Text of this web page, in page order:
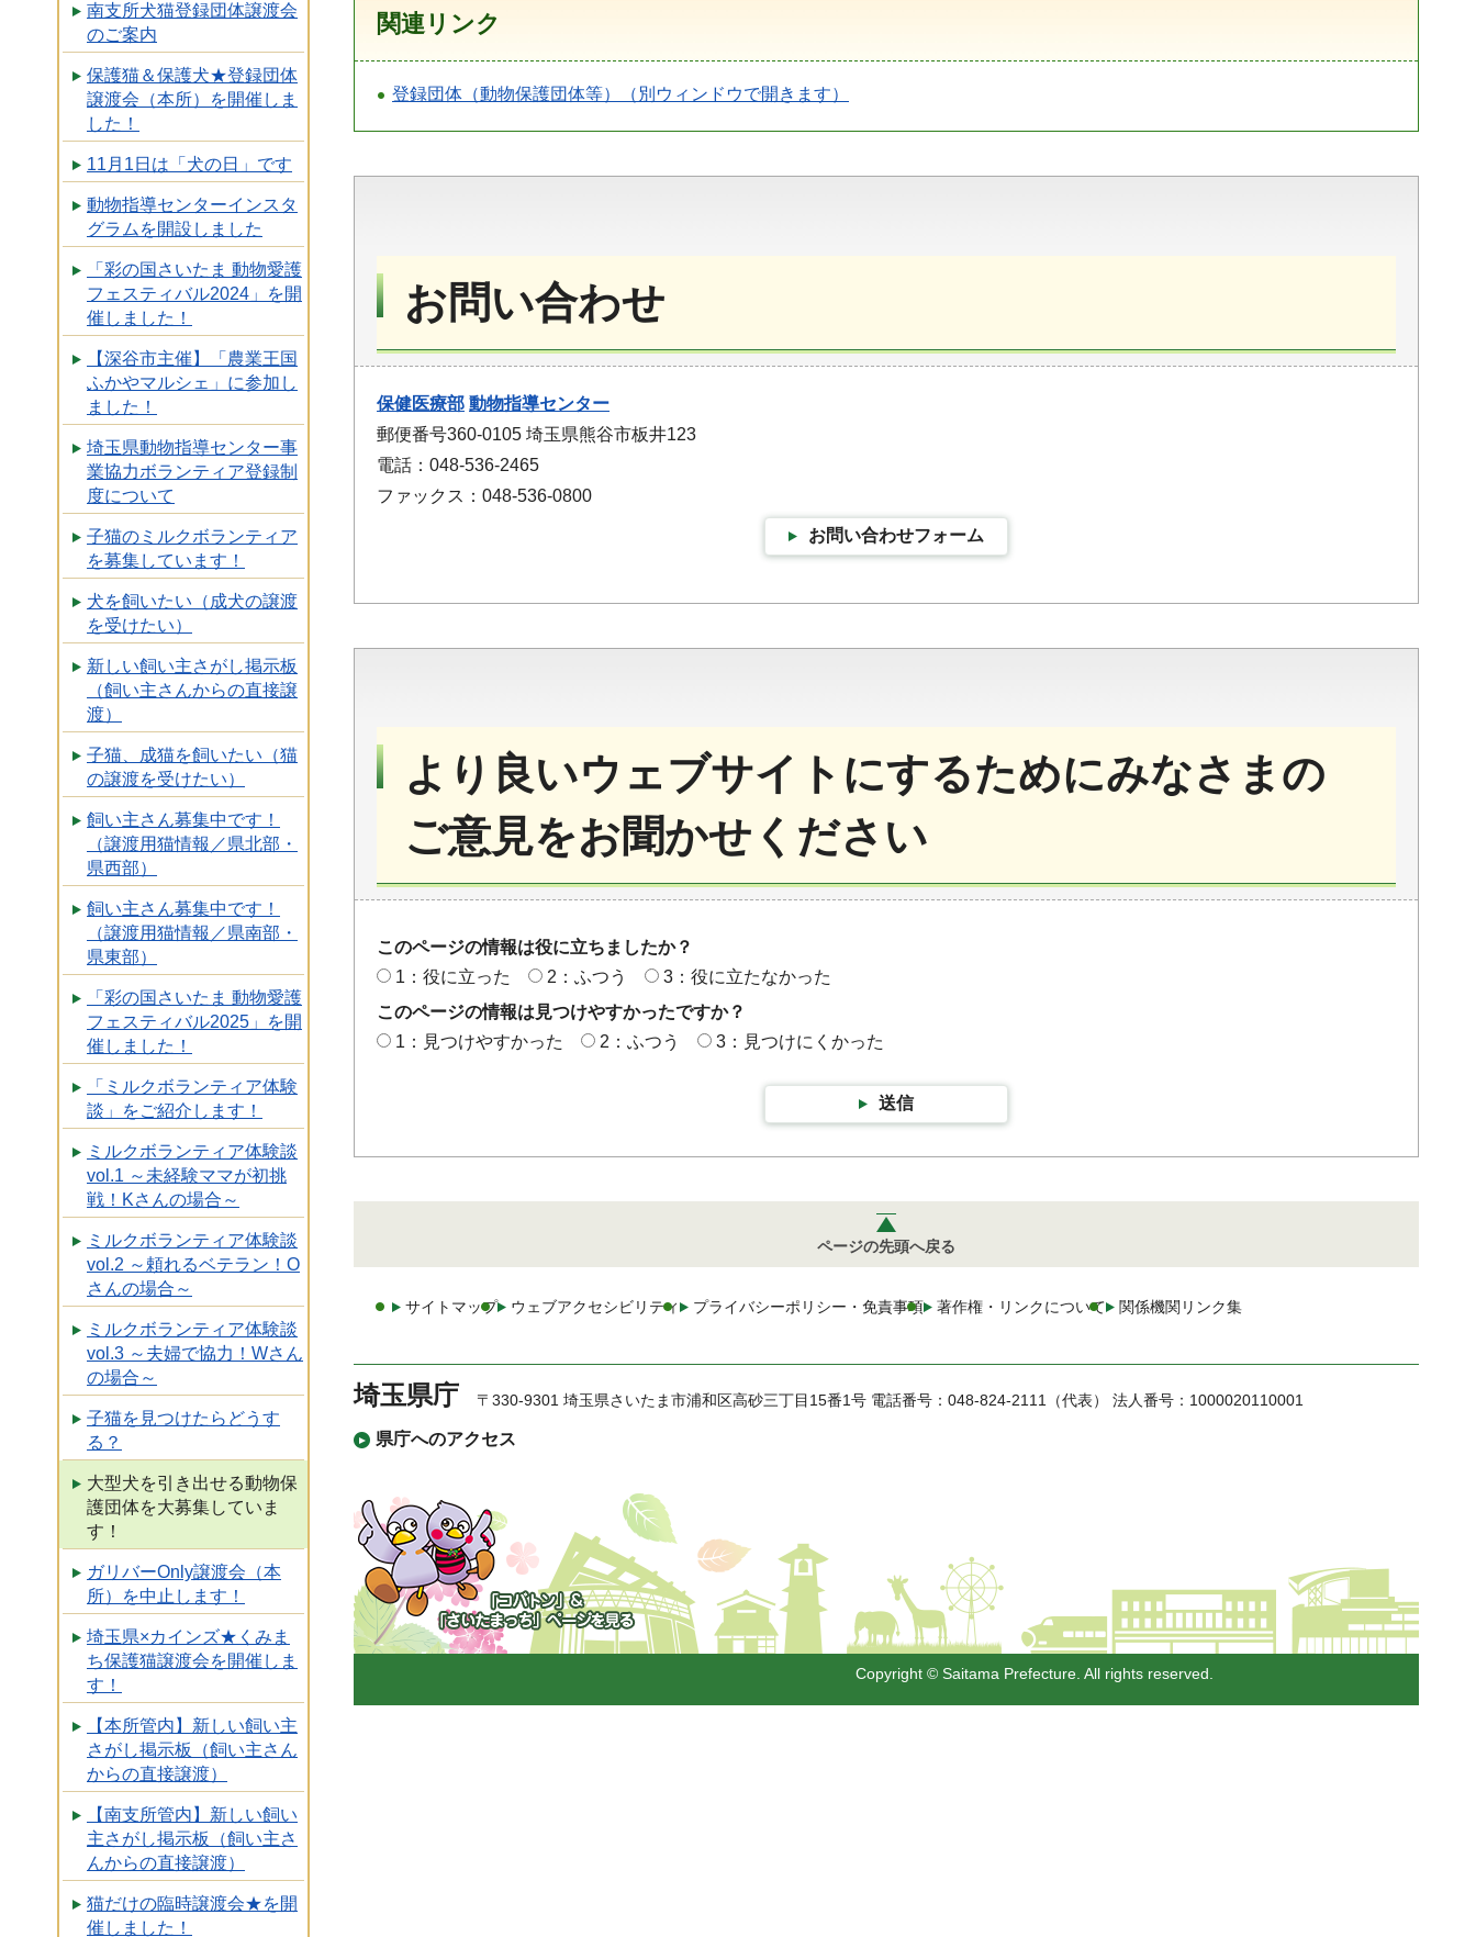
南支所犬猫登録団体譲渡会
のご案内
保護猫＆保護犬★登録団体
譲渡会（本所）を開催しま
した！
11月1日は「犬の日」です
動物指導センターインスタ
グラムを開設しました
「彩の国さいたま 動物愛護
フェスティバル2024」を開
催しました！
【深谷市主催】「農業王国
ふかやマルシェ」に参加し
ました！
埼玉県動物指導センター事
業協力ボランティア登録制
度について
子猫のミルクボランティア
を募集しています！
犬を飼いたい（成犬の譲渡
を受けたい）
新しい飼い主さがし掲示板
（飼い主さんからの直接譲
渡）
子猫、成猫を飼いたい（猫
の譲渡を受けたい）
飼い主さん募集中です！
（譲渡用猫情報／県北部・
県西部）
飼い主さん募集中です！
（譲渡用猫情報／県南部・
県東部）
「彩の国さいたま 動物愛護
フェスティバル2025」を開
催しました！
「ミルクボランティア体験
談」をご紹介します！
ミルクボランティア体験談
vol.1 ～未経験ママが初挑
戦！Kさんの場合～
ミルクボランティア体験談
vol.2 ～頼れるベテラン！O
さんの場合～
ミルクボランティア体験談
vol.3 ～夫婦で協力！Wさん
の場合～
子猫を見つけたらどうす
る？
大型犬を引き出せる動物保
護団体を大募集していま
す！
ガリバーOnly譲渡会（本
所）を中止します！
埼玉県×カインズ★くみま
ち保護猫譲渡会を開催しま
す！
【本所管内】新しい飼い主
さがし掲示板（飼い主さん
からの直接譲渡）
【南支所管内】新しい飼い
主さがし掲示板（飼い主さ
んからの直接譲渡）
猫だけの臨時譲渡会★を開
催しました！
関連リンク
登録団体（動物保護団体等）（別ウィンドウで開きます）
お問い合わせ
保健医療部 動物指導センター
郵便番号360-0105 埼玉県熊谷市板井123
電話：048-536-2465
ファックス：048-536-0800
お問い合わせフォーム
より良いウェブサイトにするためにみなさまの
ご意見をお聞かせください
このページの情報は役に立ちましたか？
1：役に立った
2：ふつう
3：役に立たなかった
このページの情報は見つけやすかったですか？
1：見つけやすかった
2：ふつう 3：見つけにくかった
送信
ページの先頭へ戻る
サイトマップ ウェブアクセシビリティ プライバシーポリシー・免責事項 著作権・リンクについて 関係機関リンク集
埼玉県庁
県庁へのアクセス
〒330-9301 埼玉県さいたま市浦和区高砂三丁目15番1号 電話番号：048-824-2111（代表） 法人番号：1000020110001
「コバトン」&「さいた
まっち」
Copyright © Saitama Prefecture. All rights reserved.